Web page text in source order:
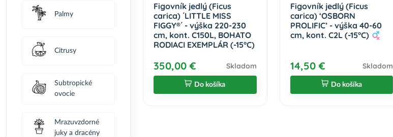
Palmy
Citrusy
Subtropické
ovocie
Mrazuvzdorné
juky a dracény
Figovník jedlý (Ficus
carica) ´LITTLE MISS
FIGGY®´ - výška 220-230
cm, kont. C150L, BOHATO
RODIACI EXEMPLÁR (-15°C)
350,00 € Skladom
Do košíka
Figovník jedlý (Ficus
carica) ‘OSBORN
PROLIFIC’ - výška 40-60
cm, kont. C2L (-15°C)
14,50 € Skladom
Do košíka